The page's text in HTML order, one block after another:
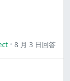
8 月 3 日回答